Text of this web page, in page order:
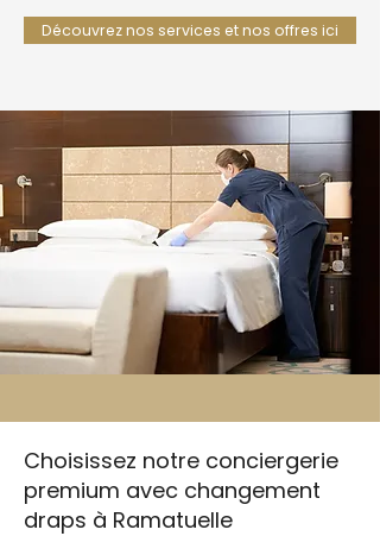
Découvrez nos services et nos offres ici
Choisissez notre conciergerie
premium avec changement
draps à Ramatuelle